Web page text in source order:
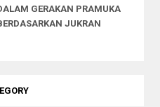
GERAKAN PRAMUKA
JUKRAN